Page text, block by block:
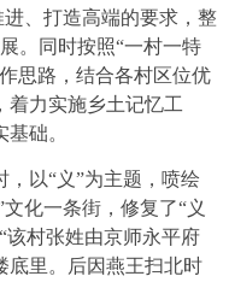
、打造高端的要求，整
。同时按照“一村一特
思路，结合各村区位优
着力实施乡土记忆工
础。
以“义”为主题，喷绘
化一条街，修复了“义
该村张姓由京师永平府
底里。后因燕王扫北时